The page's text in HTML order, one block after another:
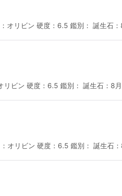
オリビン 硬度：6.5 鑑別： 誕生石：
ビン 硬度：6.5 鑑別： 誕生石：8月
オリビン 硬度：6.5 鑑別： 誕生石：